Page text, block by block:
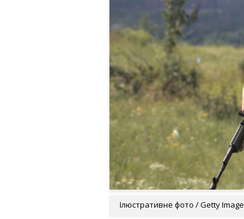
Ілюстративне фото / Getty Image